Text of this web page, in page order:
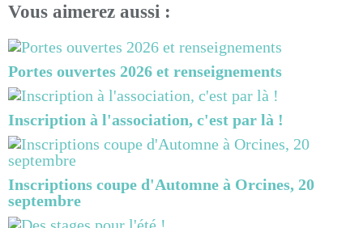
Vous aimerez aussi :
Portes ouvertes 2026 et renseignements
Inscription à l'association, c'est par là !
Inscriptions coupe d'Automne à Orcines, 20
septembre